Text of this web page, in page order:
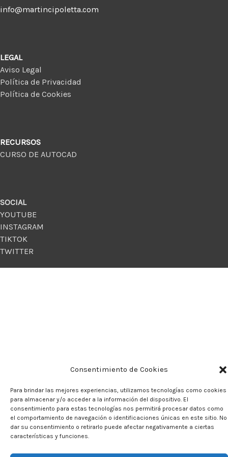
Consentimiento de Cookies
Para brindar las mejores experiencias, utilizamos tecnologías como cookies
para almacenar y/o acceder a la información del dispositivo. El
consentimiento para estas tecnologías nos permitirá procesar datos como
el comportamiento de navegación o identificaciones únicas en este sitio. No
dar su consentimiento o retirarlo puede afectar negativamente a ciertas
características y funciones.
info@martincipoletta.com
LEGAL
Aviso Legal
Política de Privacidad
Política de Cookies
RECURSOS
CURSO DE AUTOCAD
SOCIAL
YOUTUBE
INSTAGRAM
TIKTOK
TWITTER